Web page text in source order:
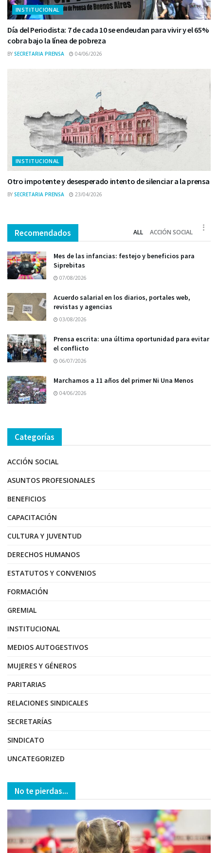
INSTITUCIONAL
Día del Periodista: 7 de cada 10 se endeudan para vivir y el 65%
cobra bajo la línea de pobreza
BY SECRETARIA PRENSA 04/06/2026
INSTITUCIONAL
Otro impotente y desesperado intento de silenciar a la prensa
BY SECRETARIA PRENSA 23/04/2026
Recomendados ALL ACCIÓN SOCIAL
Mes de las infancias: festejo y beneficios para
Siprebitas
07/08/2026
Acuerdo salarial en los diarios, portales web,
revistas y agencias
03/08/2026
Prensa escrita: una última oportunidad para evitar
el conflicto
06/07/2026
Marchamos a 11 años del primer Ni Una Menos
04/06/2026
Categorías
ACCIÓN SOCIAL
ASUNTOS PROFESIONALES
BENEFICIOS
CAPACITACIÓN
CULTURA Y JUVENTUD
DERECHOS HUMANOS
ESTATUTOS Y CONVENIOS
FORMACIÓN
GREMIAL
INSTITUCIONAL
MEDIOS AUTOGESTIVOS
MUJERES Y GÉNEROS
PARITARIAS
RELACIONES SINDICALES
SECRETARÍAS
SINDICATO
UNCATEGORIZED
No te pierdas...